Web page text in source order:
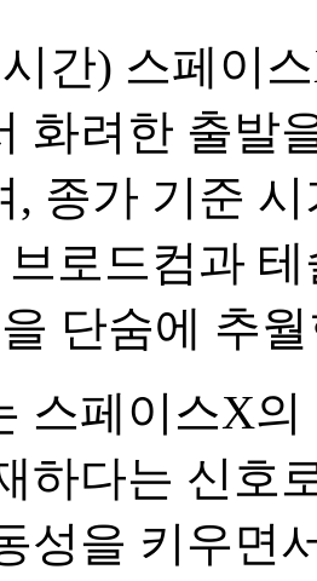
간) 스페이
화려한 출발
, 종가 기준
로드컴과
단숨에 추
스페이스X
하다는 신호
성을 키우면